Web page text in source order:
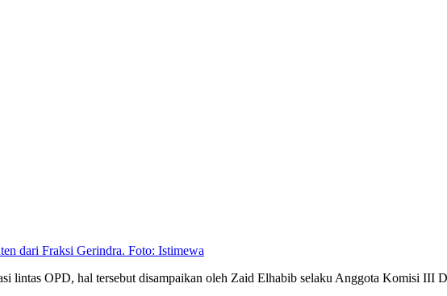
dari Fraksi Gerindra. Foto: Istimewa
lintas OPD, hal tersebut disampaikan oleh Zaid Elhabib selaku Anggota Komisi III